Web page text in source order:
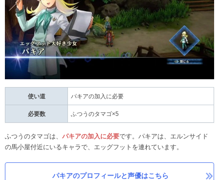
使い道 パキアの加入に必要
必要数 ふつうのタマゴ×5
ふつうのタマゴは、 パキアの加入に必要です。パキアは、エルンサイド
の馬小屋付近にいるキャラで、エッグフットを連れています。
パキアのプロフィールと声優はこちら